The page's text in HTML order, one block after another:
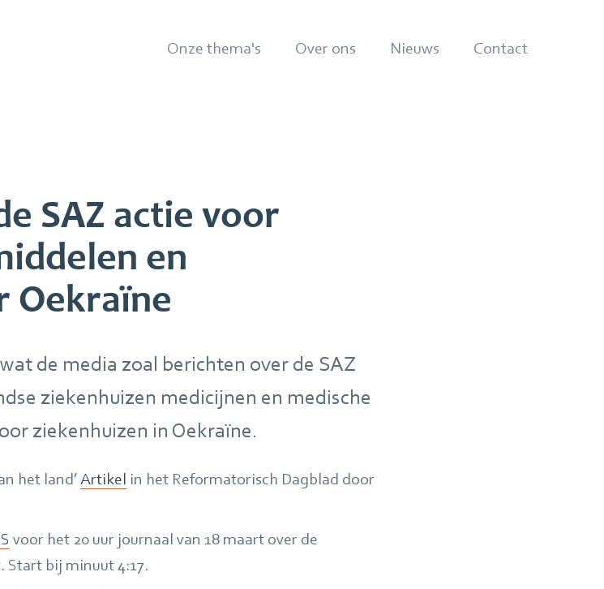
Onze thema's Over ons Nieuws Contact
SAZ actie voor
en
Oekraïne
de media zoal berichten over de SAZ
ziekenhuizen medicijnen en medische
ziekenhuizen in Oekraïne.
het land’Artikel in het Reformatorisch Dagblad door
voor het 20 uur journaal van 18 maart over de
Start bij minuut 4:17.